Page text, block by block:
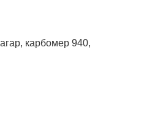
карбомер 940,